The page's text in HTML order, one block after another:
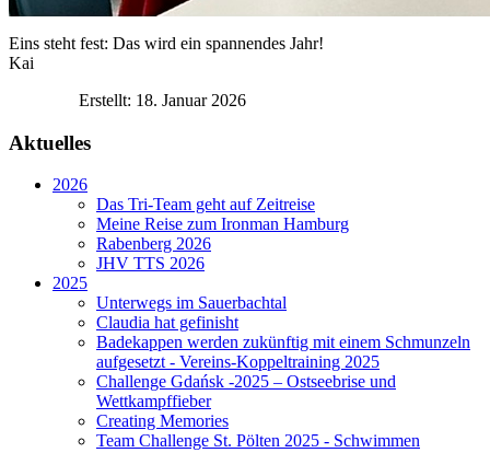
Eins steht fest: Das wird ein spannendes Jahr!
Kai
Erstellt: 18. Januar 2026
Aktuelles
2026
Das Tri-Team geht auf Zeitreise
Meine Reise zum Ironman Hamburg
Rabenberg 2026
JHV TTS 2026
2025
Unterwegs im Sauerbachtal
Claudia hat gefinisht
Badekappen werden zukünftig mit einem Schmunzeln
aufgesetzt - Vereins-Koppeltraining 2025
Challenge Gdańsk -2025 – Ostseebrise und
Wettkampffieber
Creating Memories
Team Challenge St. Pölten 2025 - Schwimmen